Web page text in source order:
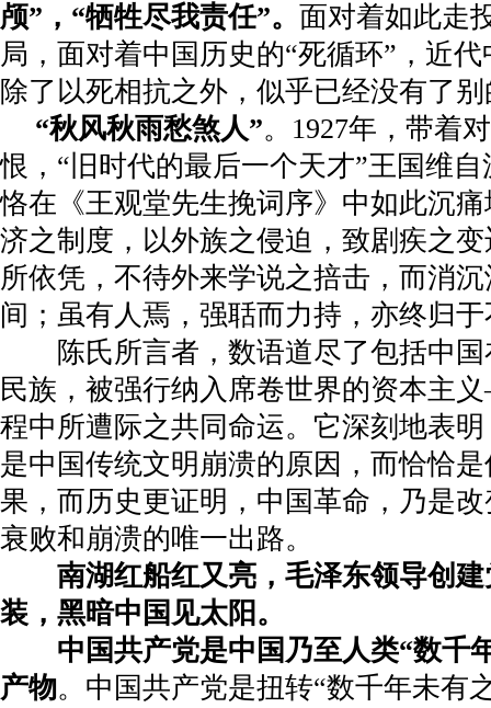
颅”，“牺牲尽我责任”。 面对着如此走
局，面对着中国历史的“死循环”，近
除了以死相抗之外，似乎已经没有了
“秋风秋雨愁煞人”。 1927年，带着
恨，“旧时代的最后一个天才”王国维
恪在《王观堂先生挽词序》中如此沉
济之制度，以外族之侵迫，致剧疾之
所依凭，不待外来学说之掊击，而消
间；虽有人焉，强聒而力持，亦终归
陈氏所言者，数语道尽了包括中国
民族，被强行纳入席卷世界的资本主
程中所遭际之共同命运。它深刻地表
是中国传统文明崩溃的原因，而恰恰
果，而历史更证明，中国革命，乃是
衰败和崩溃的唯一出路。
南湖红船红又亮，毛泽东领导创
装，黑暗中国见太阳。
中国共产党是中国乃至人类“数千
产物。中国共产党是扭转“数千年未有